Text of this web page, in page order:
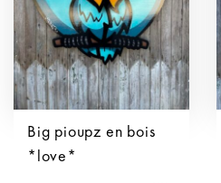
Big pioupz en bois
*love*